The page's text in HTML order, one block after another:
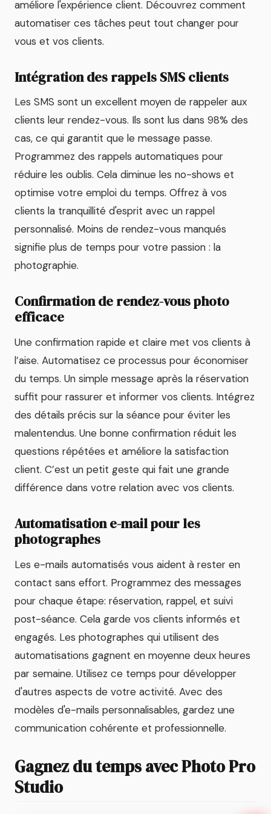
améliore l'expérience client. Découvrez comment
automatiser ces tâches peut tout changer pour
vous et vos clients.
Intégration des rappels SMS clients
Les SMS sont un excellent moyen de rappeler aux
clients leur rendez-vous. Ils sont lus dans 98% des
cas, ce qui garantit que le message passe.
Programmez des rappels automatiques pour
réduire les oublis. Cela diminue les no-shows et
optimise votre emploi du temps. Offrez à vos
clients la tranquillité d'esprit avec un rappel
personnalisé. Moins de rendez-vous manqués
signifie plus de temps pour votre passion : la
photographie.
Confirmation de rendez-vous photo
efficace
Une confirmation rapide et claire met vos clients à
l’aise. Automatisez ce processus pour économiser
du temps. Un simple message après la réservation
suffit pour rassurer et informer vos clients. Intégrez
des détails précis sur la séance pour éviter les
malentendus. Une bonne confirmation réduit les
questions répétées et améliore la satisfaction
client. C’est un petit geste qui fait une grande
différence dans votre relation avec vos clients.
Automatisation e-mail pour les
photographes
Les e-mails automatisés vous aident à rester en
contact sans effort. Programmez des messages
pour chaque étape: réservation, rappel, et suivi
post-séance. Cela garde vos clients informés et
engagés. Les photographes qui utilisent des
automatisations gagnent en moyenne deux heures
par semaine. Utilisez ce temps pour développer
d'autres aspects de votre activité. Avec des
modèles d'e-mails personnalisables, gardez une
communication cohérente et professionnelle.
Gagnez du temps avec Photo Pro
Studio